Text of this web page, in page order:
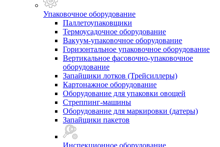
Упаковочное оборудование
Паллетоупаковщики
Термоусадочное оборудование
Вакуум-упаковочное оборудование
Горизонтальное упаковочное оборудование
Вертикальное фасовочно-упаковочное
оборудование
Запайщики лотков (Трейсиллеры)
Картонажное оборудование
Оборудование для упаковки овощей
Стреппинг-машины
Оборудование для маркировки (датеры)
Запайщики пакетов
Инспекционное оборудование